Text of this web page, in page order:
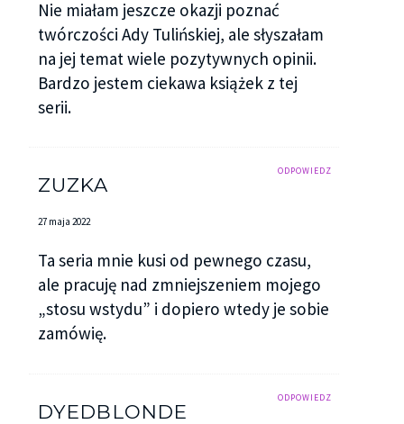
Nie miałam jeszcze okazji poznać
twórczości Ady Tulińskiej, ale słyszałam
na jej temat wiele pozytywnych opinii.
Bardzo jestem ciekawa książek z tej
serii.
ODPOWIEDZ
ZUZKA
27 maja 2022
Ta seria mnie kusi od pewnego czasu,
ale pracuję nad zmniejszeniem mojego
„stosu wstydu” i dopiero wtedy je sobie
zamówię.
ODPOWIEDZ
DYEDBLONDE